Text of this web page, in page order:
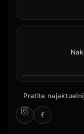
Pratite